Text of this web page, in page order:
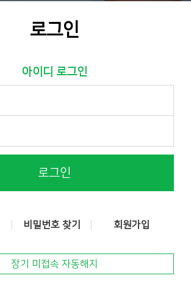
로그인
아이디 로그인
로그인
비밀번호 찾기 회원가입
장기 미접속 자동해지